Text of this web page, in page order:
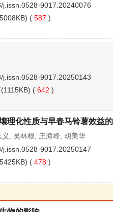
j.issn.0528-9017.20240076
( 587 )
j.issn.0528-9017.20250143
(1115KB) ( 642 )
理化性质与早春马铃薯效益
, 吴林根, 庄海峰, 胡美华
j.issn.0528-9017.20250147
( 478 )